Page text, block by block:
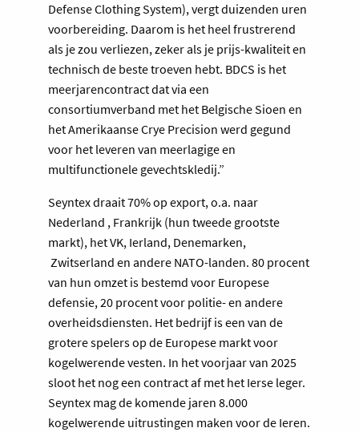
Defense Clothing System), vergt duizenden uren
voorbereiding. Daarom is het heel frustrerend
als je zou verliezen, zeker als je prijs-kwaliteit en
technisch de beste troeven hebt. BDCS is het
meerjarencontract dat via een
consortiumverband met het Belgische Sioen en
het Amerikaanse Crye Precision werd gegund
voor het leveren van meerlagige en
multifunctionele gevechtskledij.”
Seyntex draait 70% op export, o.a. naar
Nederland , Frankrijk (hun tweede grootste
markt), het VK, Ierland, Denemarken,
Zwitserland en andere NATO-landen. 80 procent
van hun omzet is bestemd voor Europese
defensie, 20 procent voor politie- en andere
overheidsdiensten. Het bedrijf is een van de
grotere spelers op de Europese markt voor
kogelwerende vesten. In het voorjaar van 2025
sloot het nog een contract af met het Ierse leger.
Seyntex mag de komende jaren 8.000
kogelwerende uitrustingen maken voor de Ieren.